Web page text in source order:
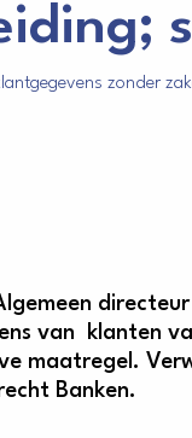
zonder
van klanten
maatregel.
Banken.